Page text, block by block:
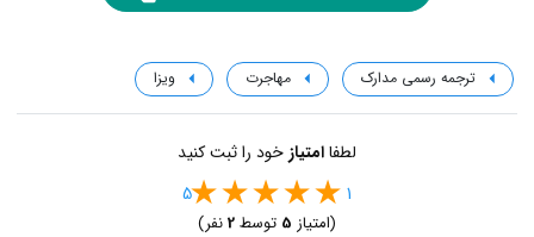
ترجمه رسمی مدارک مهاجرت ویزا
لطفاامتیاز خود را ثبت کنید
1
5
(امتیاز 5 توسط2نفر)